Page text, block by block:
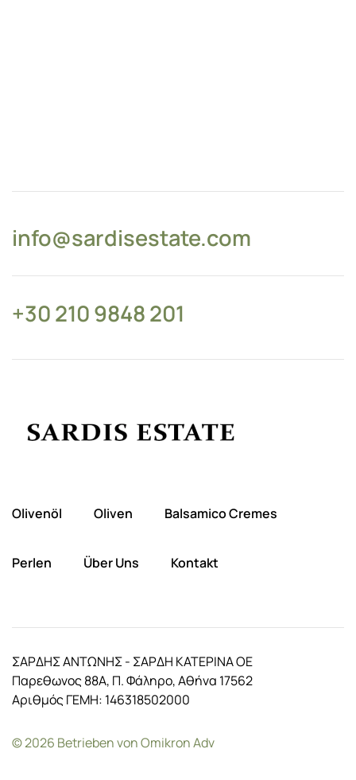
info@sardisestate.com
+30 210 9848 201
Olivenöl Oliven Balsamico Cremes
Perlen Über Uns Kontakt
ΣΑΡΔΗΣ ΑΝΤΩΝΗΣ - ΣΑΡΔΗ ΚΑΤΕΡΙΝΑ ΟΕ
Παρεθωνος 88Α, Π. Φάληρο, Αθήνα 17562
Αριθμός ΓΕΜΗ: 146318502000
©2026 Betrieben vonOmikron Adv